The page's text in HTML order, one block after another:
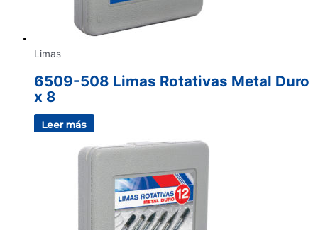
Limas
6509-508 Limas Rotativas Metal Duro
x 8
Leer más